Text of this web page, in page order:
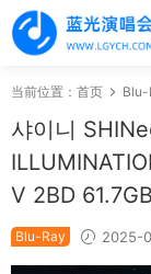
当前位置： 首页 Blu-
샤이니
V 2BD
Blu-Ray 2025-